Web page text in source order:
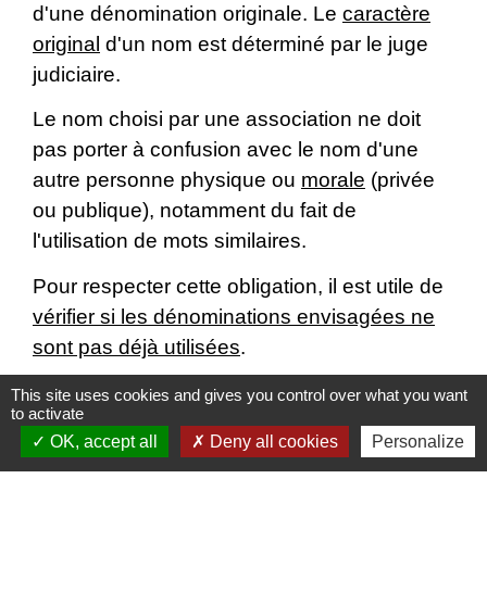
d'une dénomination originale. Le caractère
original d'un nom est déterminé par le juge
judiciaire.
Le nom choisi par une association ne doit
pas porter à confusion avec le nom d'une
autre personne physique ou morale (privée
ou publique), notamment du fait de
l'utilisation de mots similaires.
Pour respecter cette obligation, il est utile de
vérifier si les dénominations envisagées ne
sont pas déjà utilisées.
Textes de référence
This site uses cookies and gives you control over what you want
to activate
OK, accept all
Deny all cookies Personalize